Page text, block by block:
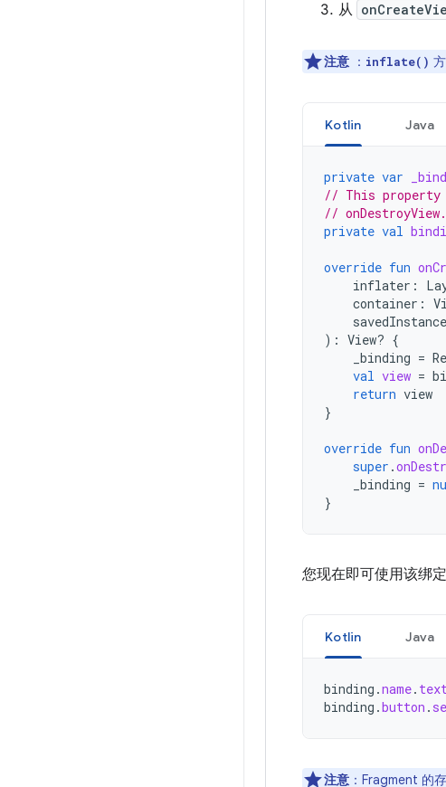
从
注意 ： inflate()
Kotlin Java
private var
// This property
// onDestroyView.
private val
override fun
inflater :
container :
): View? {
_binding =
val view =
return view
}
override fun
super .
_binding =
}
您现在即可使用该绑
Kotlin Java
binding .name.
binding .button .
注意 ：Fragment 的